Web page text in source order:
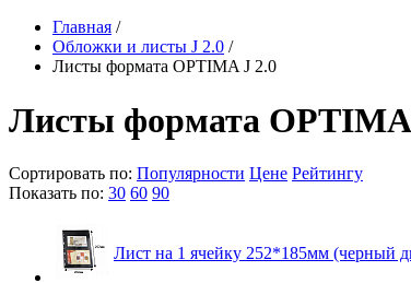
Главная /
Обложки и листы J 2.0 /
Листы формата OPTIMA J 2.0
Листы формата OPTIMA
Сортировать по: Популярности Цене Рейтингу
Показать по: 30 60 90
Лист на 1 ячейку 252*185мм (черный